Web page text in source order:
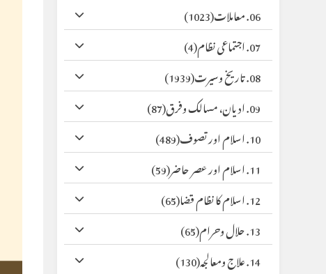
06. معاملات
(1023)
07. اجتماعی نظام
(4)
08. تاریخ وسیرت
(1939)
09. ادیان، مسالک وفرق
(87)
10. اسلام اور تصوف
(489)
11. اسلام اور عصر حاضر
(59)
12. اسلام کا نظام قضا
(65)
13. حلال وحرام
(65)
14. علاج ومعالجہ
(130)